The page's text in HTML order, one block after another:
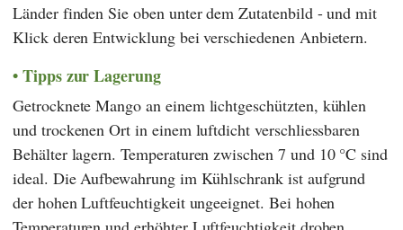
Länder finden Sie oben unter dem Zutatenbild - und mit
Klick deren Entwicklung bei verschiedenen Anbietern.
Tipps zur Lagerung
Getrocknete Mango an einem lichtgeschützten, kühlen
und trockenen Ort in einem luftdicht verschliessbaren
Behälter lagern. Temperaturen zwischen 7 und 10 °C sind
ideal. Die Aufbewahrung im Kühlschrank ist aufgrund
der hohen Luftfeuchtigkeit ungeeignet. Bei hohen